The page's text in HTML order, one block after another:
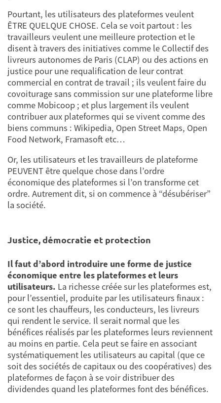
Pourtant, les utilisateurs des plateformes veulent
ÊTRE QUELQUE CHOSE. Cela se voit partout : les
travailleurs veulent une meilleure protection et le
disent à travers des initiatives comme le Collectif des
livreurs autonomes de Paris (CLAP) ou des actions en
justice pour une requalification de leur contrat
commercial en contrat de travail ; ils veulent faire du
covoiturage sans commission sur une plateforme libre
comme Mobicoop ; et plus largement ils veulent
contribuer aux plateformes qui se vivent comme des
biens communs : Wikipedia, Open Street Maps, Open
Food Network, Framasoft etc…
Or, les utilisateurs et les travailleurs de plateforme
PEUVENT être quelque chose dans l’ordre
économique des plateformes si l’on transforme cet
ordre. Autrement dit, si on commence à “désubériser”
la société.
Justice, démocratie et protection
Il faut d’abord introduire une forme de justice
économique entre les plateformes et leurs
utilisateurs. La richesse créée sur les plateformes est,
pour l’essentiel, produite par les utilisateurs finaux :
ce sont les chauffeurs, les conducteurs, les livreurs
qui rendent le service. Il serait normal que les
bénéfices réalisés par les plateformes leurs reviennent
au moins en partie. Cela peut se faire en associant
systématiquement les utilisateurs au capital (que ce
soit des sociétés de capitaux ou des coopératives) des
plateformes de façon à se voir distribuer des
dividendes quand les plateformes font des bénéfices.